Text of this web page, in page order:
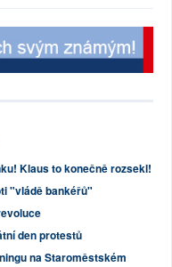
Klaus to konečně rozsekl!
"vládě bankéřů"
den protestů
na Staroměstském